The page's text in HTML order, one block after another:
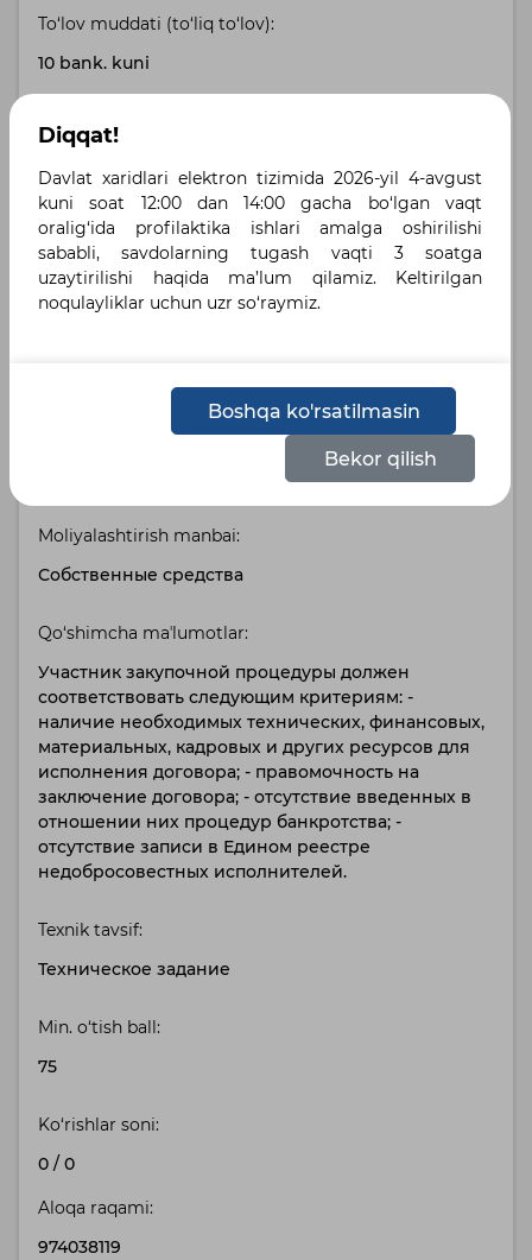
To‘lov muddati (to‘liq to‘lov):
10 bank. kuni
Buyurtmachi manzili:
Проспект А.Темура, 24
Yetkazib berish manzili:
Наманганская область, Наманган , ЦО г. Наманган
Moliyalashtirish manbai:
Собственные средства
Qo‘shimcha maʼlumotlar:
Участник закупочной процедуры должен
соответствовать следующим критериям: -
наличие необходимых технических, финансовых,
материальных, кадровых и других ресурсов для
исполнения договора; - правомочность на
заключение договора; - отсутствие введенных в
отношении них процедур банкротства; -
отсутствие записи в Едином реестре
недобросовестных исполнителей.
Texnik tavsif:
Техническое задание
Min. o‘tish ball:
75
Ko‘rishlar soni:
0 / 0
Aloqa raqami:
974038119
Diqqat!
Davlat xaridlari elektron tizimida 2026-yil 4-avgust
kuni soat 12:00 dan 14:00 gacha bo‘lgan vaqt
oralig‘ida profilaktika ishlari amalga oshirilishi
sababli, savdolarning tugash vaqti 3 soatga
uzaytirilishi haqida ma’lum qilamiz. Keltirilgan
noqulayliklar uchun uzr so‘raymiz.
Boshqa ko'rsatilmasin
Bekor qilish